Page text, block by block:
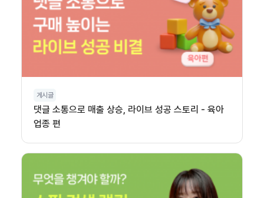
게시글
댓글 소통으로 매출 상승, 라이브 성공 스토리 - 육아
업종 편